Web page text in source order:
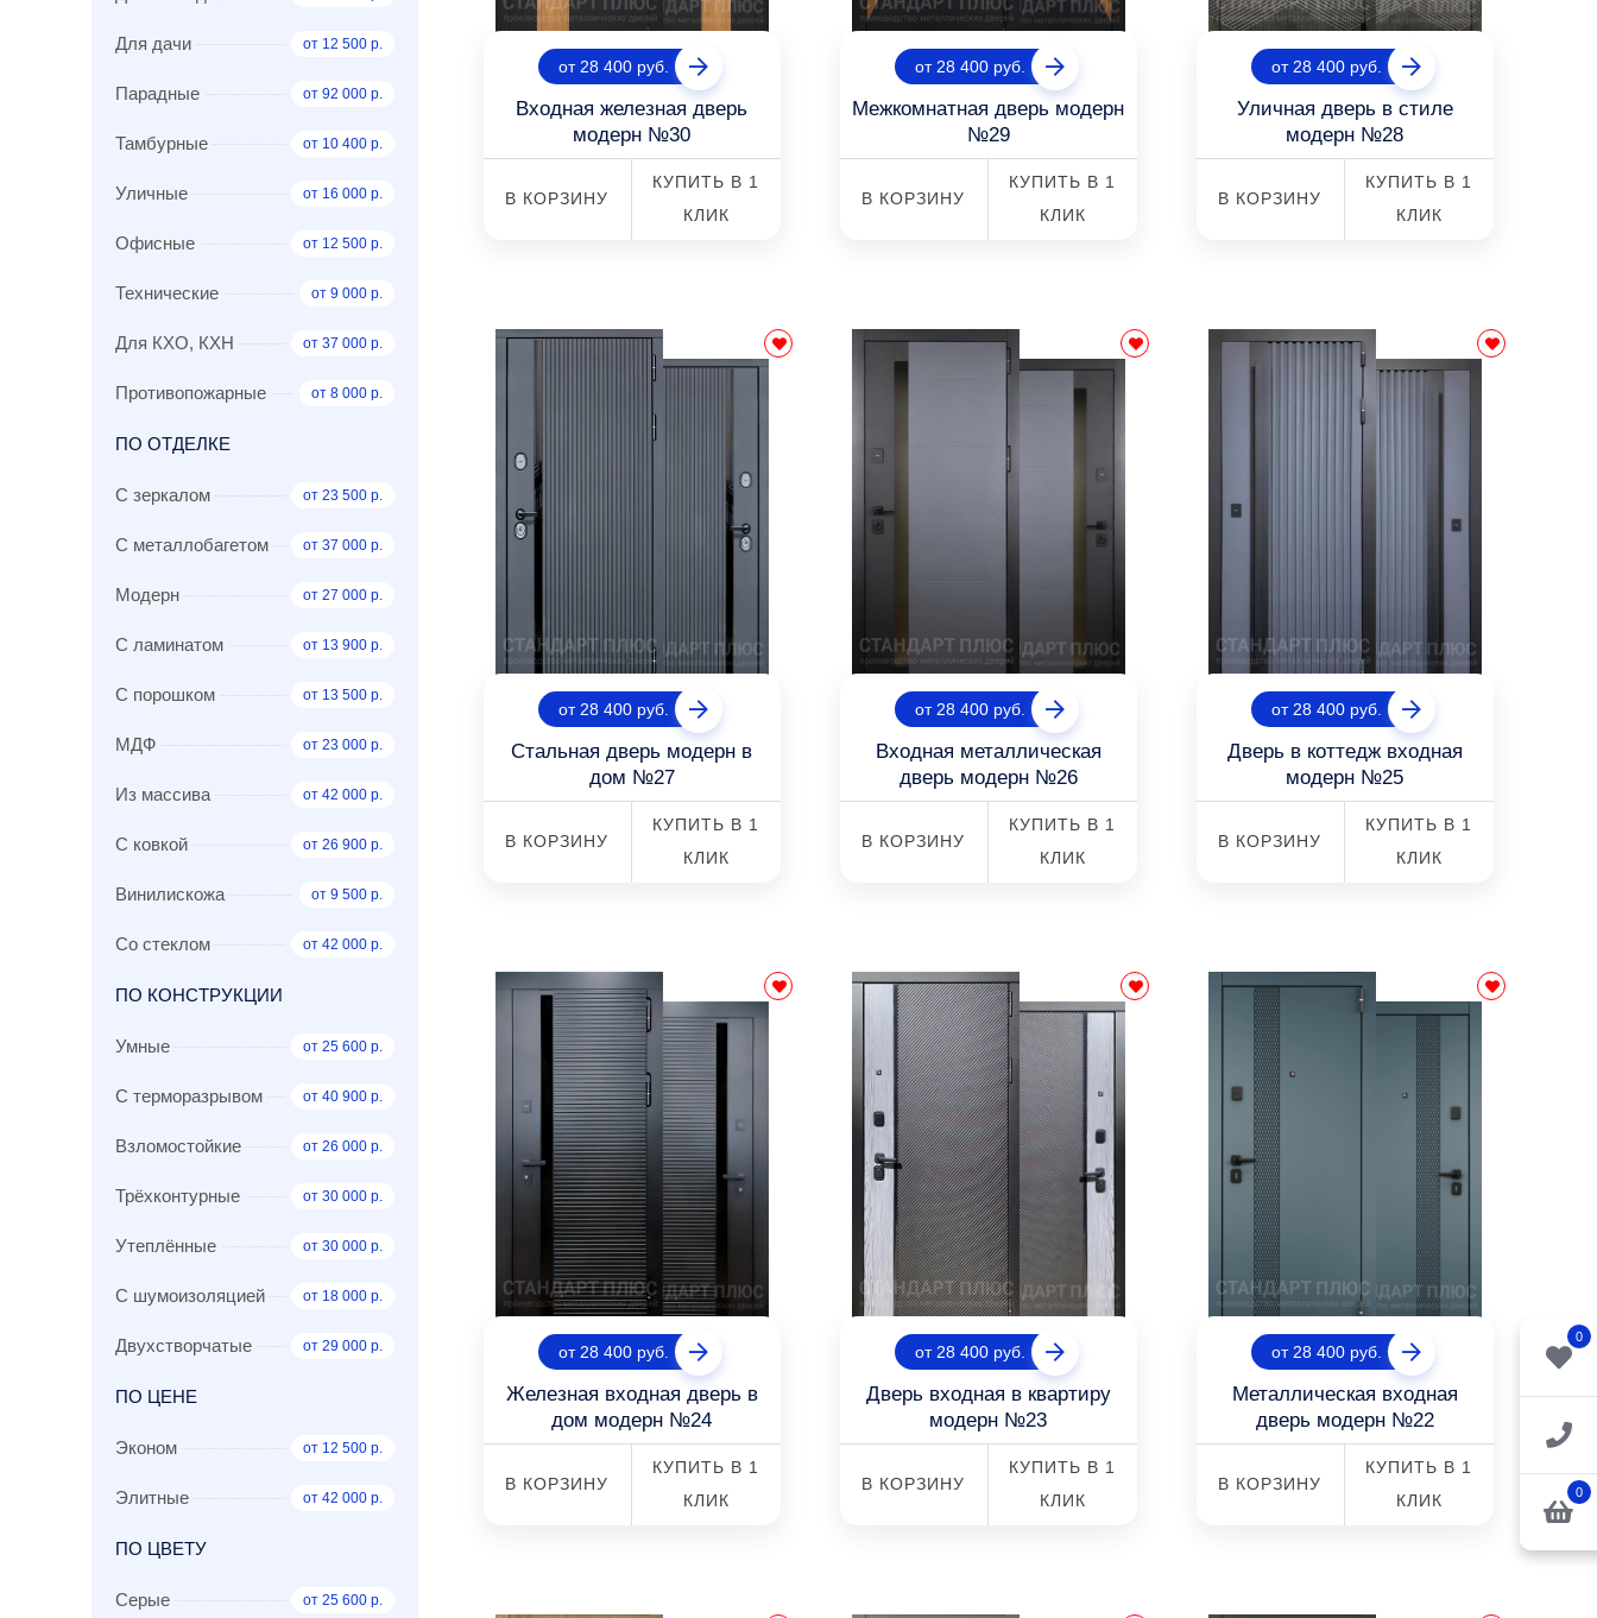
0
0
Для дачи от 12 500 р.
Парадные от 92 000 р.
Тамбурные от 10 400 р.
Уличные от 16 000 р.
Офисные от 12 500 р.
Технические от 9 000 р.
Для КХО, КХН от 37 000 р.
Противопожарные от 8 000 р.
ПО ОТДЕЛКЕ
С зеркалом от 23 500 р.
С металлобагетом от 37 000 р.
Модерн от 27 000 р.
С ламинатом от 13 900 р.
С порошком от 13 500 р.
МДФ от 23 000 р.
Из массива от 42 000 р.
С ковкой от 26 900 р.
Винилискожа от 9 500 р.
Со стеклом от 42 000 р.
ПО КОНСТРУКЦИИ
Умные от 25 600 р.
С терморазрывом от 40 900 р.
Взломостойкие от 26 000 р.
Трёхконтурные от 30 000 р.
Утеплённые от 30 000 р.
С шумоизоляцией от 18 000 р.
Двухстворчатые от 29 000 р.
ПО ЦЕНЕ
Эконом от 12 500 р.
Элитные от 42 000 р.
ПО ЦВЕТУ
Серые от 25 600 р.
от 28 400 руб.
Входная железная дверь
модерн №30
В КОРЗИНУ
КУПИТЬ В 1
КЛИК
от 28 400 руб.
Межкомнатная дверь модерн
№29
В КОРЗИНУ
КУПИТЬ В 1
КЛИК
от 28 400 руб.
Уличная дверь в стиле
модерн №28
В КОРЗИНУ
КУПИТЬ В 1
КЛИК
от 28 400 руб.
Стальная дверь модерн в
дом №27
В КОРЗИНУ
КУПИТЬ В 1
КЛИК
от 28 400 руб.
Входная металлическая
дверь модерн №26
В КОРЗИНУ
КУПИТЬ В 1
КЛИК
от 28 400 руб.
Дверь в коттедж входная
модерн №25
В КОРЗИНУ
КУПИТЬ В 1
КЛИК
от 28 400 руб.
Железная входная дверь в
дом модерн №24
В КОРЗИНУ
КУПИТЬ В 1
КЛИК
от 28 400 руб.
Дверь входная в квартиру
модерн №23
В КОРЗИНУ
КУПИТЬ В 1
КЛИК
от 28 400 руб.
Металлическая входная
дверь модерн №22
В КОРЗИНУ
КУПИТЬ В 1
КЛИК